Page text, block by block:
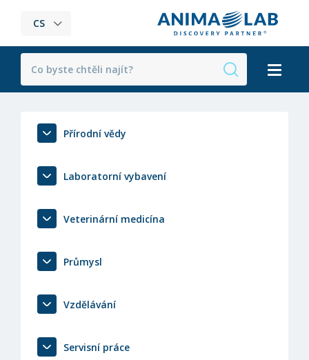
CS
Přírodní vědy
Laboratorní vybavení
Veterinární medicína
Průmysl
Vzdělávání
Servisní práce